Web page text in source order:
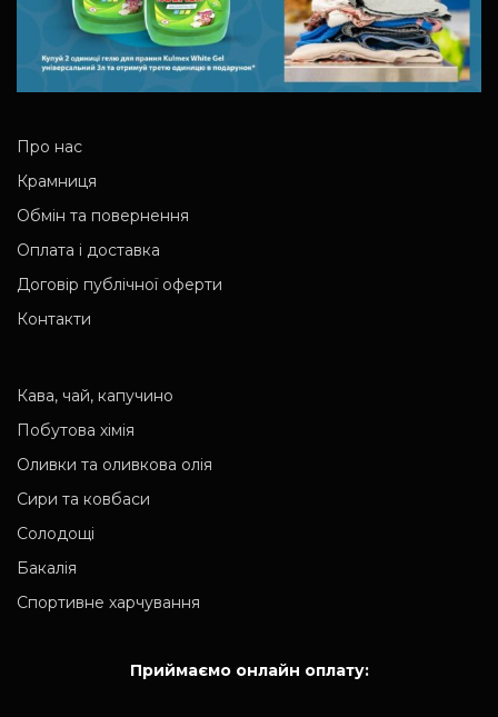
Про нас
Крамниця
Обмін та повернення
Оплата і доставка
Договір публічної оферти
Контакти
Кава, чай, капучино
Побутова хімія
Оливки та оливкова олія
Сири та ковбаси
Солодощі
Бакалія
Спортивне харчування
Приймаємо онлайн оплату: